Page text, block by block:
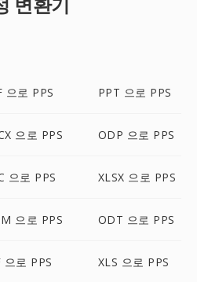
으로 PPS PPT 으로 PPS
으로 PPS ODP 으로 PPS
으로 PPS XLSX 으로 PPS
으로 PPS ODT 으로 PPS
으로 PPS XLS 으로 PPS